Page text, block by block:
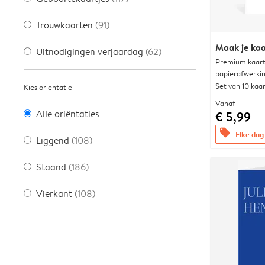
Trouwkaarten (91)
Uitnodigingen verjaardag (62)
Kies oriëntatie
Alle oriëntaties
Liggend (108)
Staand (186)
Vierkant (108)
Maak je
Premium
Set van 10
Vanaf
€ 5,99
offers Elke